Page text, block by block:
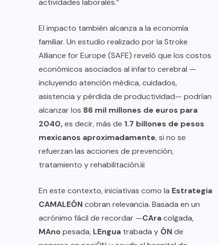
actividades laborales.”
El impacto también alcanza a la economía
familiar. Un estudio realizado por la Stroke
Alliance for Europe (SAFE) reveló que los costos
económicos asociados al infarto cerebral —
incluyendo atención médica, cuidados,
asistencia y pérdida de productividad— podrían
alcanzar los 86 mil millones de euros para
2040,es decir, más de 1.7 billones de pesos
mexicanos aproximadamente, si no se
refuerzan las acciones de prevención,
tratamiento y rehabilitación.iii
En este contexto, iniciativas como la Estrategia
CAMALEÓNcobran relevancia. Basada en un
acrónimo fácil de recordar —CAracolgada,
MAnopesada, LEngua trabada y ÓNde